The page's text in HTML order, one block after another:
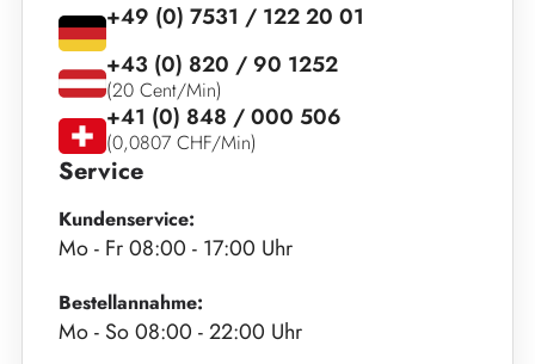
Service
Kundenservice:
Mo - Fr 08:00 - 17:00 Uhr
Bestellannahme:
Mo - So 08:00 - 22:00 Uhr
+49 (0) 7531 / 122 20 01
+43 (0) 820 / 90 1252
(20 Cent/Min)
+41 (0) 848 / 000 506
(0,0807 CHF/Min)